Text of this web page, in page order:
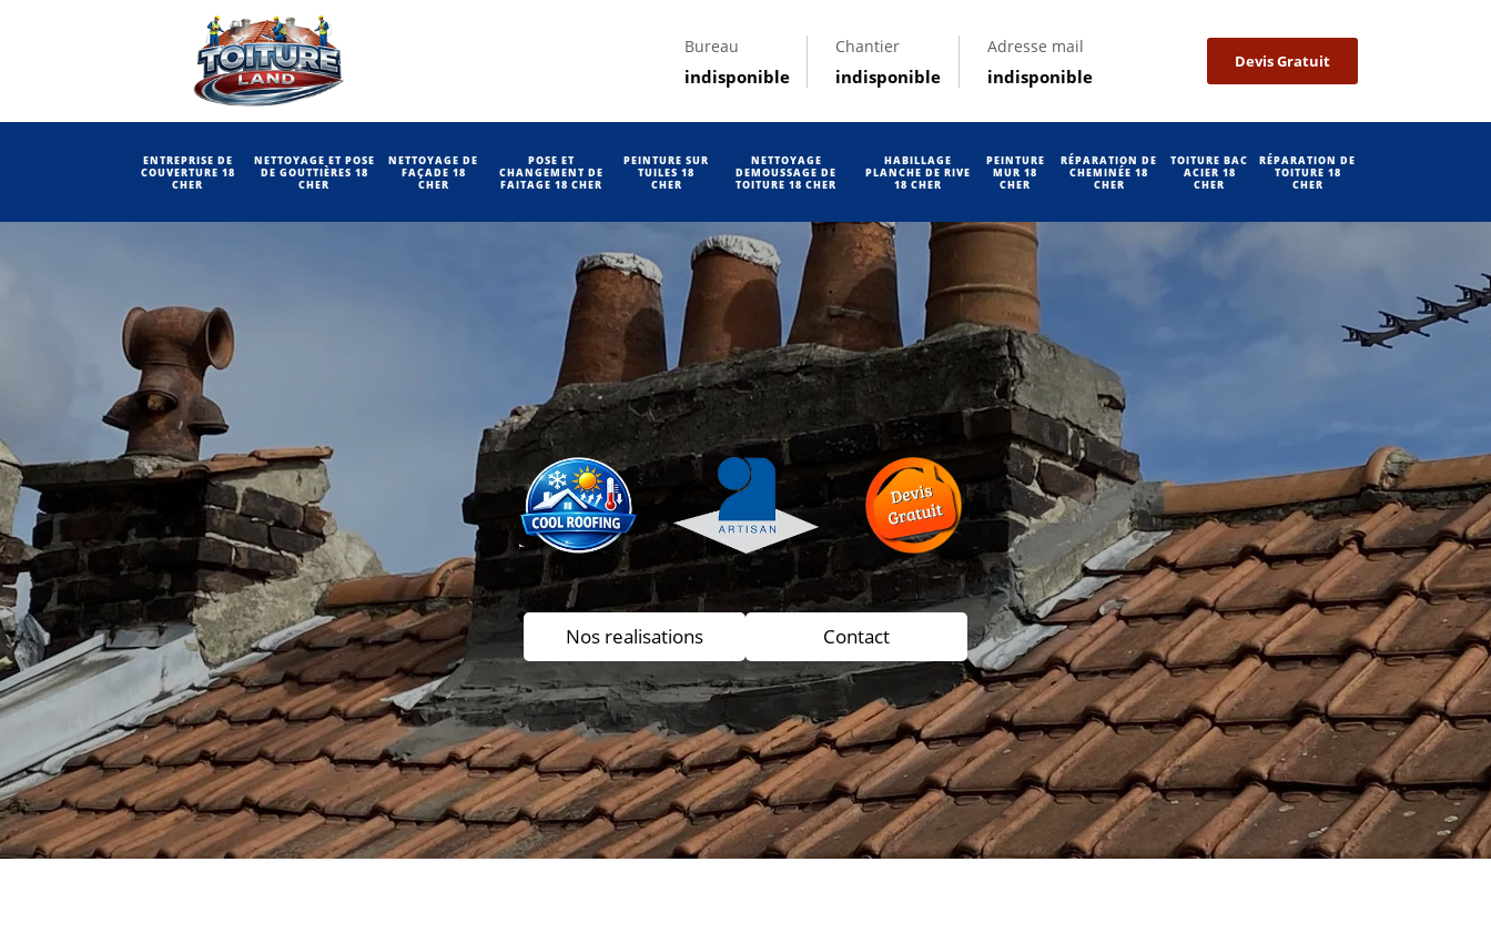
Bureau
indisponible
Chantier
indisponible
Adresse mail
indisponible
Devis Gratuit
ENTREPRISE DE
COUVERTURE 18
CHER
NETTOYAGE ET POSE
DE GOUTTIÈRES 18
CHER
NETTOYAGE DE
FAÇADE 18
CHER
POSE ET
CHANGEMENT DE
FAITAGE 18 CHER
PEINTURE SUR
TUILES 18
CHER
NETTOYAGE
DEMOUSSAGE DE
TOITURE 18 CHER
HABILLAGE
PLANCHE DE RIVE
18 CHER
PEINTURE
MUR 18
CHER
RÉPARATION DE
CHEMINÉE 18
CHER
TOITURE BAC
ACIER 18
CHER
RÉPARATION DE
TOITURE 18
CHER
Nos realisations Contact